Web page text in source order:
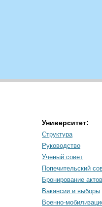
Университет:
Структура
Руководство
Ученый совет
Попечительский
Бронирование
Вакансии и выборы
Военно-